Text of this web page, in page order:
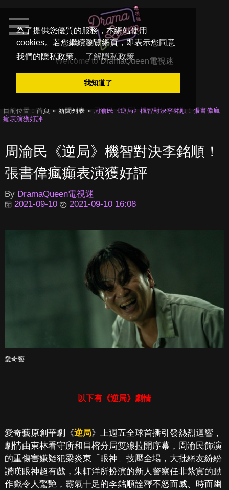
為了提供您優質的服務，本網站使用
cookies。若您繼續瀏覽網頁，即表示您同意
我們的隱私政策。
了解隱私政策
我知道了
Welcome toDramaQueen電視迷
目前位置： 首頁 新聞列表
周渝民《逆局》機智對決李銘順！張書偉瘋
癲表演獲好評
周渝民《逆局》機智對決李銘順！
張書偉瘋癲表演獲好評
By DramaQueen電視迷
2021-09-10
2021-09-10 16:08
愛奇藝
以下有《逆局》劇情
愛奇藝原創華劇《逆局》上週五全球首播引發熱烈迴響，
劇情由東林看守所和昌榕分局雙線拉開序幕，周渝民飾演
的重傷害嫌疑犯梁炎東「眼神」技壓全場，大批網友紛紛
讚嘆眼神超有戲，朱軒洋所扮演的新人警察任非紮實的動
作戲令人驚艷，霸氣十足的李銘順詮釋不怒而威、時而幽